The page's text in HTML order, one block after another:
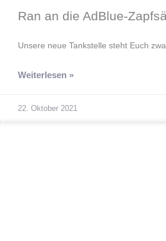
Ran an die AdBlue-
Unsere neue Tankstelle steht Euch
Weiterlesen »
22. Oktober 2021